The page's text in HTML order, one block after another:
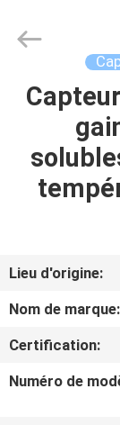
MAISON
PRODUITS
DE
NOUS
VISITE
D'USINE
Electornics
Technology
Reserved.
Lieu d'origine:
Nom de marque:
Certification:
Numéro de